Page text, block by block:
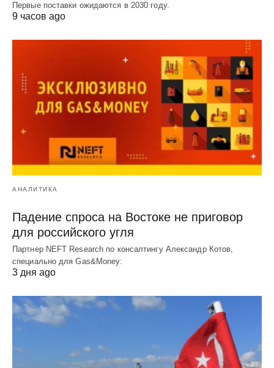
Первые поставки ожидаются в 2030 году.
9 часов ago
АНАЛИТИКА
Падение спроса на Востоке не приговор
для российского угля
Партнер NEFT Research по консалтингу Александр Котов,
специально для Gas&Money:
3 дня ago